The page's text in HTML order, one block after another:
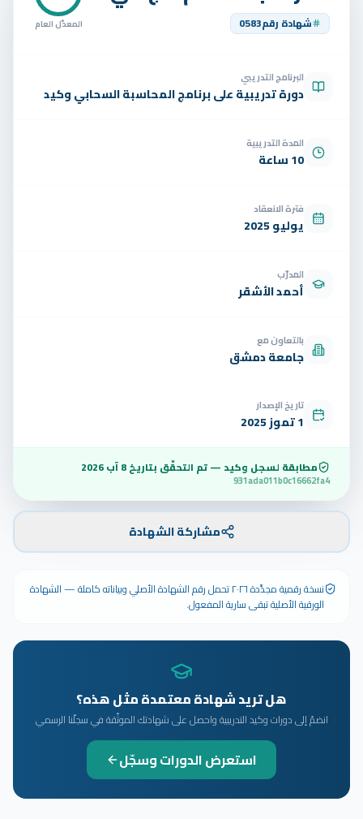
الوظائف
شهادة رقم0583 المعدّل العام
البرنامج التدريبي
دورة تدريبية على برنامج المحاسبة السحابي وكيد
المدة التدريبية
10 ساعة
فترة الانعقاد
يوليو 2025
المدرّب
أحمد الأشقر
بالتعاون مع
جامعة دمشق
تاريخ الإصدار
1 تموز 2025
مطابقة لسجل وكيد — تم التحقّق بتاريخ8 آب 2026
931ada011b0c16662fa4
مشاركة الشهادة
نسخة رقمية مجدَّدة ٢٠٢٦ تحمل رقم الشهادة الأصلي وبياناته كاملة — الشهادة
الورقية الأصلية تبقى سارية المفعول.
هل تريد شهادة معتمدة مثل هذه؟
انضمّ إلى دورات وكيد التدريبية واحصل على شهادتك الموثّقة في سجلّنا الرسمي
استعرض الدورات وسجّل